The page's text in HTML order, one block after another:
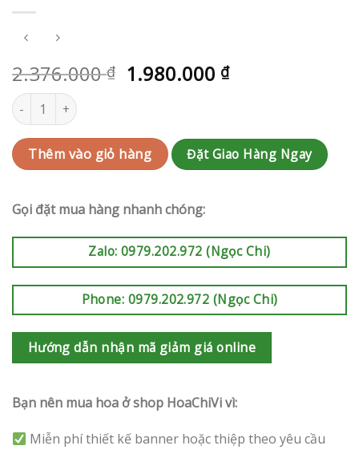
2.376.000₫ 1.980.000 ₫
Kệ hoa khai trương | RAK-AK363 số lượng
Thêm vào giỏ hàng Đặt Giao Hàng Ngay
Gọi đặt mua hàng nhanh chóng:
Zalo: 0979.202.972 (Ngọc Chi)
Phone: 0979.202.972 (Ngọc Chi)
Hướng dẫn nhận mã giảm giá online
Bạn nên mua hoa ở shop HoaChiVi vì:
Miễn phí thiết kế banner hoặc thiệp theo yêu cầu